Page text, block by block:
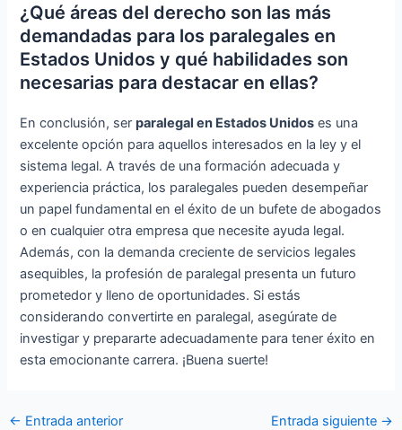
¿Qué áreas del derecho son las más
demandadas para los paralegales en
Estados Unidos y qué habilidades son
necesarias para destacar en ellas?
En conclusión, serparalegal en Estados Unidos es una
excelente opción para aquellos interesados en la ley y el
sistema legal. A través de una formación adecuada y
experiencia práctica, los paralegales pueden desempeñar
un papel fundamental en el éxito de un bufete de abogados
o en cualquier otra empresa que necesite ayuda legal.
Además, con la demanda creciente de servicios legales
asequibles, la profesión de paralegal presenta un futuro
prometedor y lleno de oportunidades. Si estás
considerando convertirte en paralegal, asegúrate de
investigar y prepararte adecuadamente para tener éxito en
esta emocionante carrera. ¡Buena suerte!
Navegación
← Entrada anterior Entrada siguiente →